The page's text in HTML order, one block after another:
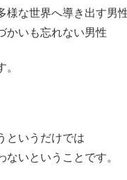
様な世界へ導き出す男
かいも忘れない男性
というだけでは
ないということです。